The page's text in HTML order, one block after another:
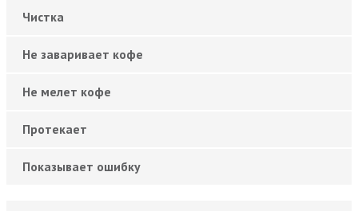
Чистка
Не заваривает кофе
Не мелет кофе
Протекает
Показывает ошибку